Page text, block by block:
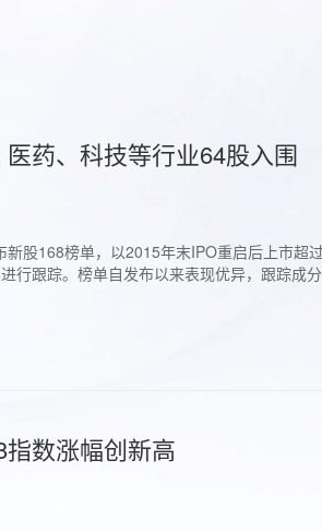
药、科技等行业64股入围
股168榜单，以2015年末IPO重启后上市
行跟踪。榜单自发布以来表现优异，跟踪成
数涨幅创新高